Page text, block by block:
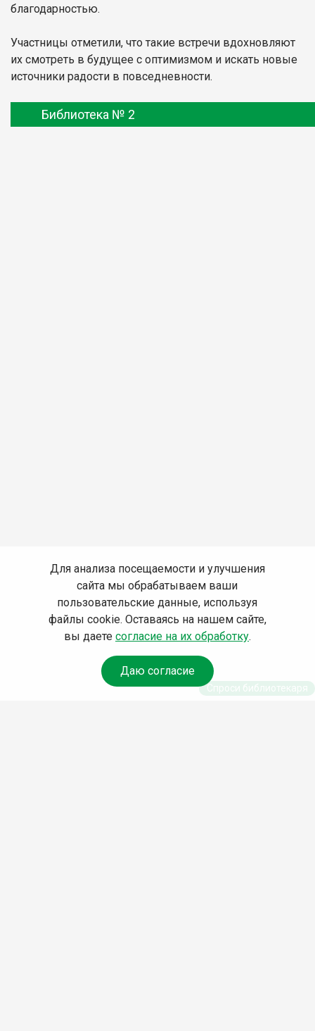
благодарностью.
Участницы отметили, что такие встречи вдохновляют
их смотреть в будущее с оптимизмом и искать новые
источники радости в повседневности.
Библиотека № 2
Для анализа посещаемости и улучшения
сайта мы обрабатываем ваши
пользовательские данные, используя
файлы cookie. Оставаясь на нашем сайте,
вы даете согласие на их обработку.
Даю согласие
Спроси библиотекаря